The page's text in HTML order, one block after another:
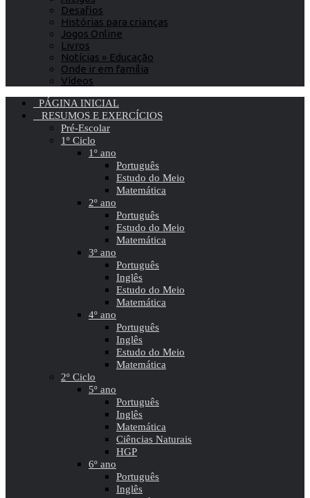
Desafios
Histórias para crianças
Jogos Online
Livros
Notícias » Educação
Onde ir em família
Vídeos
PÁGINA INICIAL
RESUMOS E EXERCÍCIOS
Pré-Escolar
1º Ciclo
1º ano
Português
Estudo do Meio
Matemática
2º ano
Português
Estudo do Meio
Matemática
3º ano
Português
Inglês
Estudo do Meio
Matemática
4º ano
Português
Inglês
Estudo do Meio
Matemática
2º Ciclo
5º ano
Português
Inglês
Matemática
Ciências Naturais
HGP
6º ano
Português
Inglês